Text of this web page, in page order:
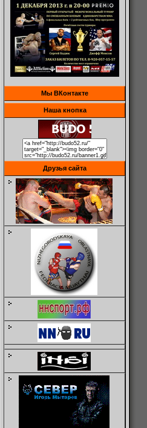
Мы ВКонтакте
Наша кнопка
Друзья сайта